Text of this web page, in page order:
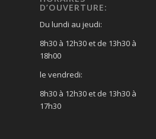
D’OUVERTURE:
Du lundi au jeudi:
8h30 à 12h30 et de 13h30 à
18h00
le vendredi:
8h30 à 12h30 et de 13h30 à
17h30